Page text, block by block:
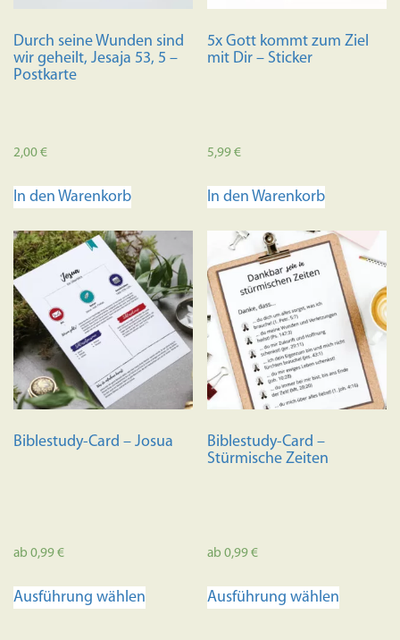
Durch seine Wunden sind
wir geheilt, Jesaja 53, 5 –
Postkarte
2,00€
In den Warenkorb
5x Gott kommt zum Ziel
mit Dir – Sticker
5,99€
In den Warenkorb
Biblestudy-Card – Josua
ab 0,99€
Ausführung wählen
Biblestudy-Card –
Stürmische Zeiten
ab0,99€
Ausführung wählen